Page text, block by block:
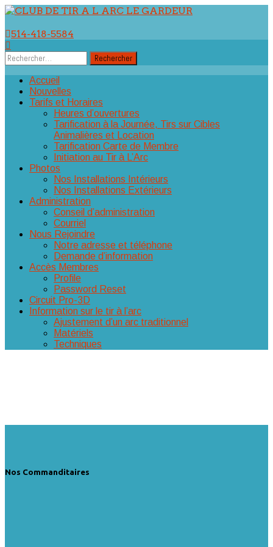
Aller
contenu
514-418-5584
Rechercher :
Accueil
Nouvelles
Tarifs et Horaires
Heures d’ouvertures
Tarification à la Journée, Tirs sur Cibles
Animalières et Location
Tarification Carte de Membre
Initiation au Tir à L’Arc
Photos
Nos Installations Intérieurs
Nos Installations Extérieurs
Administration
Conseil d’administration
Courriel
Nous Rejoindre
Notre adresse et téléphone
Demande d’information
Accès Membres
Profile
Password Reset
Circuit Pro-3D
Information sur le tir à l’arc
Ajustement d’un arc traditionnel
Matériels
Techniques
Nos Commanditaires